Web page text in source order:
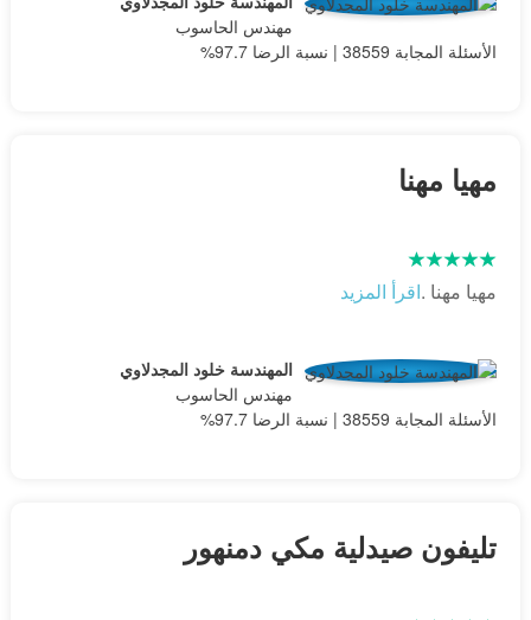
مهندس الحاسوب
الأسئلة المجابة 38559 | نسبة الرضا 97.7%
مهيا مهنا
مهيا مهنا .اقرأ المزيد
المهندسة خلود المجدلاوي
مهندس الحاسوب
الأسئلة المجابة 38559 | نسبة الرضا 97.7%
تليفون صيدلية مكي دمنهور